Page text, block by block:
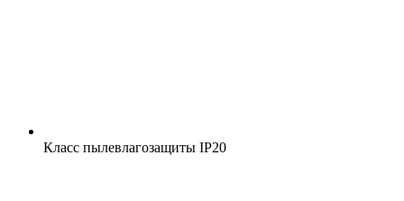
Класс пылевлагозащиты IP20